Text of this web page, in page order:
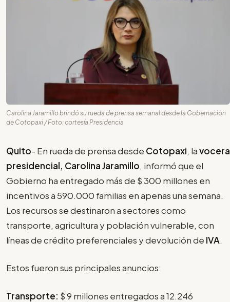
Carolina Jaramillo brindó su rueda de prensa semanal desde la Gobernación
de Cotopaxi / Foto: cortesía Presidencia
Quito- En rueda de prensa desde Cotopaxi, lavocera
presidencial, Carolina Jaramillo, informó que el
Gobierno ha entregado más de $ 300 millones en
incentivos a 590.000 familias en apenas una semana.
Los recursos se destinaron a sectores como
transporte, agricultura y población vulnerable, con
líneas de crédito preferenciales y devolución de IVA.
Estos fueron sus principales anuncios:
Transporte: $ 9 millones entregados a 12.246